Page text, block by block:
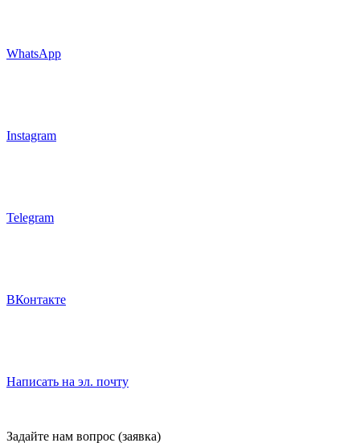
WhatsApp
Instagram
Telegram
ВКонтакте
Написать на эл. почту
Задайте нам вопрос (заявка)